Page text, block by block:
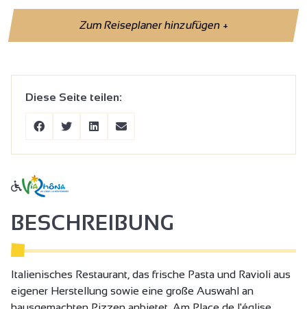
Zum Reiseplaner hinzufügen+
Diese Seite teilen:
BESCHREIBUNG
Italienisches Restaurant, das frische Pasta und Ravioli aus
eigener Herstellung sowie eine große Auswahl an